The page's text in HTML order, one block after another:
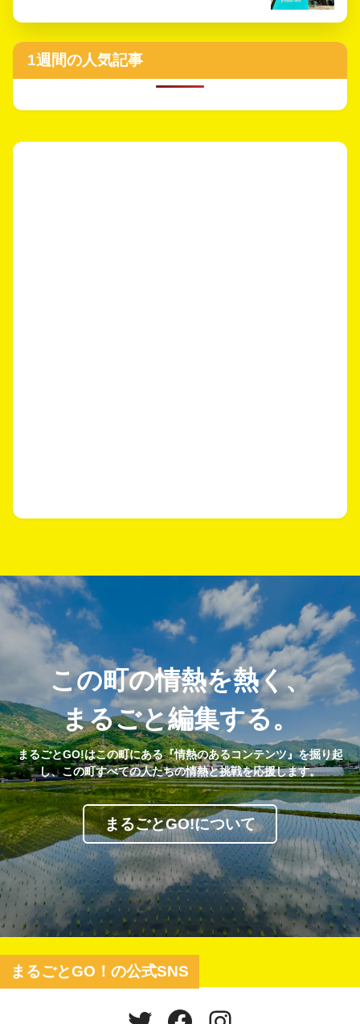
1週間の人気記事
この町の情熱を熱く、
まるごと編集する。
まるごとGO!はこの町にある『情熱のあるコンテンツ』を掘り起
し、この町すべての人たちの情熱と挑戦を応援します。
まるごとGO!について
まるごとGO！の公式SNS